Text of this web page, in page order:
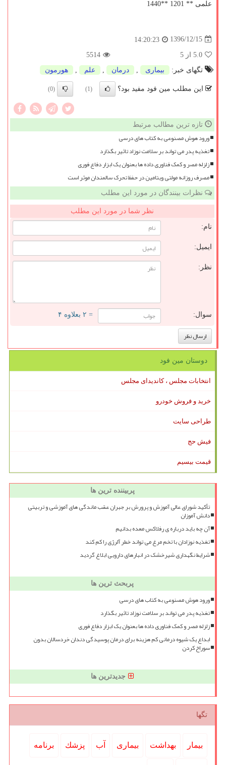
علمی ** 1201 **1440
1396/12/15
14:20:23
5.0 از 5
5514
تگهای خبر:
بیماری درمان علم هورمون
این مطلب مین فود مفید بود؟ (1)
(0)
تازه ترین مطالب مرتبط
ورود هوش مصنوعی به کتاب های درسی
تغذیه پدر می تواند بر سلامت نوزاد تاثیر بگذارد
زلزله مصر و کمک فناوری داده ها بعنوان یک ابزار دفاع فوری
مصرف روزانه مولتی ویتامین در حفظ تحرک سالمندان موثر است
نظرات بینندگان در مورد این مطلب
نظر شما در مورد این مطلب
نام:
ایمیل:
نظر:
سوال: = ۲ بعلاوه ۴
دوستان مین فود
انتخابات مجلس ، کاندیدای مجلس
خرید و فروش خودرو
طراحی سایت
فیش حج
قیمت بیسیم
پربیننده ترین ها
تأکید شورای عالی آموزش و پرورش بر جبران عقب ماندگی های آموزشی و تربیتی
دانش آموزان
آن چه باید درباره ی رفلاکس معده بدانیم
تغذیه نوزادان با تخم مرغ می تواند خطر آلرژی را کم کند
شرایط نگهداری شیرخشک در انبارهای دارویی ابلاغ گردید
پربحث ترین ها
ورود هوش مصنوعی به کتاب های درسی
تغذیه پدر می تواند بر سلامت نوزاد تاثیر بگذارد
زلزله مصر و کمک فناوری داده ها بعنوان یک ابزار دفاع فوری
ابداع یک شیوه درمانی کم هزینه برای درمان پوسیدگی دندان خردسالان بدون
سوراخ کردن
جدیدترین ها
تگها
بیمار بهداشت بیماری آب پزشك برنامه